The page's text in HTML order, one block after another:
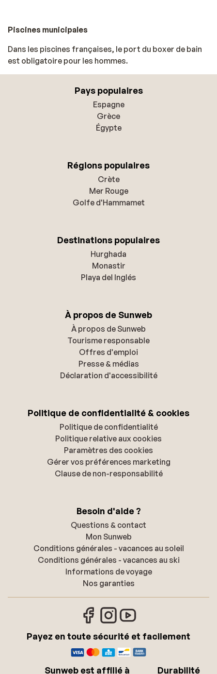
Piscines municipales
Dans les piscines françaises, le port du boxer de bain
est obligatoire pour les hommes.
Pays populaires
Espagne
Grèce
Égypte
Régions populaires
Crète
Mer Rouge
Golfe d'Hammamet
Destinations populaires
Hurghada
Monastir
Playa del Inglés
À propos de Sunweb
À propos de Sunweb
Tourisme responsable
Offres d'emploi
Presse & médias
Déclaration d'accessibilité
Politique de confidentialité & cookies
Politique de confidentialité
Politique relative aux cookies
Paramètres des cookies
Gérer vos préférences marketing
Clause de non-responsabilité
Besoin d'aide ?
Questions & contact
Mon Sunweb
Conditions générales - vacances au soleil
Conditions générales - vacances au ski
Informations de voyage
Nos garanties
Payez en toute sécurité et facilement
Sunweb est affilié à Durabilité